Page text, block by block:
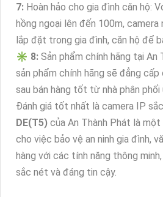
7: Hoàn hảo cho gia đình căn hộ:
hồng ngoại lên đến 100m, camera
lắp đặt trong gia đình, căn hộ để
✳️ 8: Sản phẩm chính hãng tại An
sản phẩm chính hãng sẽ đẳng
sau bán hàng tốt từ nhà phân phối
Đánh giá tốt nhất là camera IP
DE(T5) của An Thành Phát là
cho việc bảo vệ an ninh gia đình,
hàng với các tính năng thông
sắc nét và đáng tin cậy.